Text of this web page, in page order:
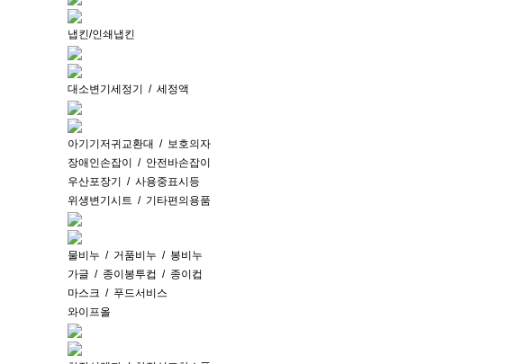
냅킨/인쇄냅킨
대소변기세정기 / 세정액
아기기저귀교환대 / 보호의자
장애인손잡이
/ 안전바손잡이
우산포장기
/ 사용중표시등
위생변기시트 / 기타편의용품
물비누 / 거품비누 / 봉비누
가글 / 종이봉투컵 / 종이컵
마스크 / 푸드서비스
와이프올